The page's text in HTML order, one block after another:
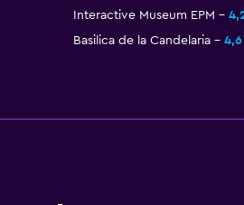
Interactive Museum EPM
Basilica de la Candelaria